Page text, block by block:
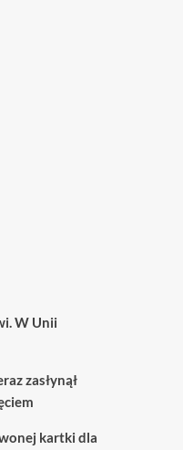
W Unii
zasłynął
kartki dla